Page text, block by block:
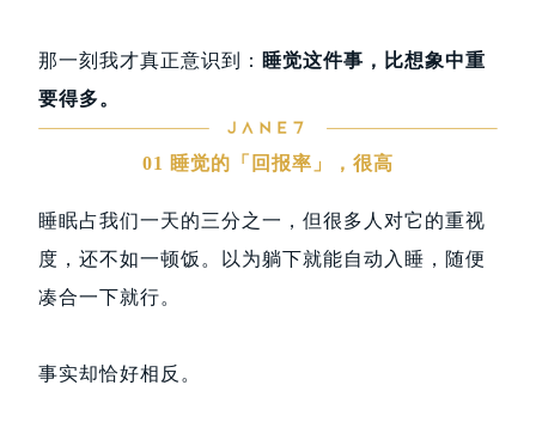
那一刻我才真正意识到： 睡觉这件事，比想象中重
要得多。
01 睡觉的「回报率」，很高
睡眠占我们一天的三分之一，但很多人对它的重视
度，还不如一顿饭。以为躺下就能自动入睡，随便
凑合一下就行。
事实却恰好相反。